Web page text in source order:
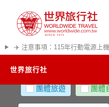
✈️ 注意事項：115年行動電源上
世界旅行社
精彩越南
團體旅遊 團體